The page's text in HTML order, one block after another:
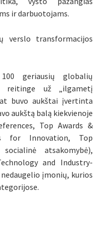
ir darbuotojams.
verslo transformacijos
geriausių globalių
reitinge už „ilgametį
buvo aukštai įvertinta
aukštą balą kiekvienoje
Top Awards &
for Innovation, Top
atsakomybė),
and Industry-
nedaugelio įmonių, kurios